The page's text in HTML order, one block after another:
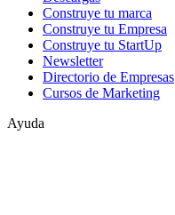
Construye tu marca
Construye tu Empresa
Construye tu StartUp
Newsletter
Directorio de Empresas
Cursos de Marketing
Ayuda